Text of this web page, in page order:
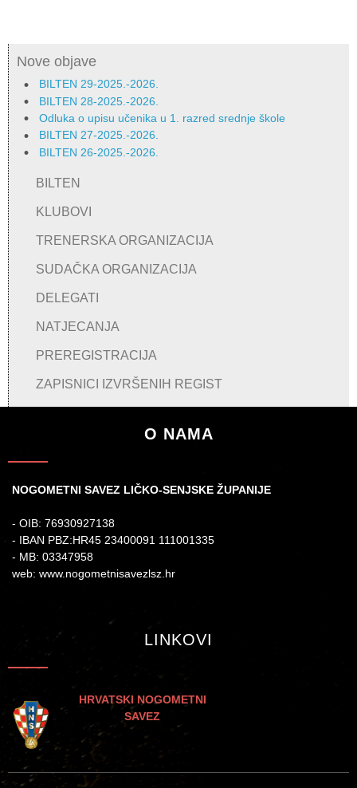
Nove objave
BILTEN 29-2025.-2026.
BILTEN 28-2025.-2026.
Odluka o upisu učenika u 1. razred srednje škole
BILTEN 27-2025.-2026.
BILTEN 26-2025.-2026.
BILTEN
KLUBOVI
TRENERSKA ORGANIZACIJA
SUDAČKA ORGANIZACIJA
DELEGATI
NATJECANJA
PREREGISTRACIJA
ZAPISNICI IZVRŠENIH REGIST
O NAMA
NOGOMETNI SAVEZ LIČKO-SENJSKE ŽUPANIJE
- OIB: 76930927138
- IBAN PBZ:HR45 23400091 111001335
- MB: 03347958
web: www.nogometnisavezlsz.hr
LINKOVI
HRVATSKI NOGOMETNI
SAVEZ